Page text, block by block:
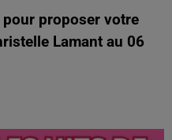
proposer votre
Lamant au 06